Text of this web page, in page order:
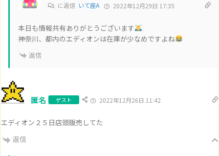
に返信 いて座A 2022年12月29日 17:35
本日も情報共有ありがとうございます
神奈川、都内のエディオンは在庫が少なめですよね
返信
匿名 ゲスト 2022年12月26日 11:42
エディオン２５日店頭販売してた
返信